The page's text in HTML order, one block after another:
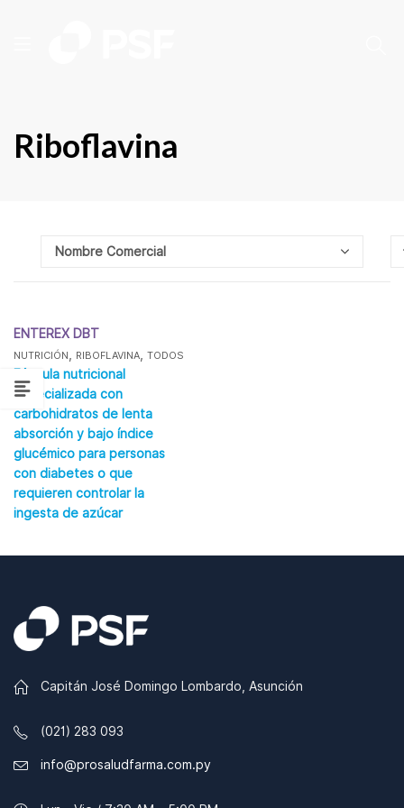
Riboflavina
ENTEREX DBT
NUTRICIÓN RIBOFLAVINA TODOS
Fórmula nutricional
especializada con
carbohidratos de lenta
absorción y bajo índice
glucémico para personas
con diabetes o que
requieren controlar la
ingesta de azúcar
Capitán José Domingo Lombardo, Asunción
(021) 283 093
info@prosaludfarma.com.py